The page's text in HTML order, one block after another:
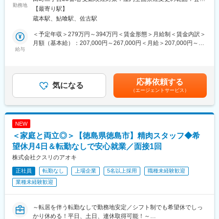
いたします。早ければ2年目～チーフに、4年目には主任として、
店舗運営をお任せいたします！その後は本社での商品戦略や販促
企画業務など、ご希望の業務などに挑戦いただくことも可能で
す！
【モデル一例】
担当→チーフ→主任→ＳＶ（エリアマネージャー）→係長（本
■評価制度：
当社は職務給制度となっており、年功序列での評価ではなく、店
舗運営への貢献や店舗管理など、プロセスも踏まえた売上での評
■ライフステージに合わせて選べる働き方：
当社では、転勤の有無や勤務エリアによって社員区分を設けてお
り、ご自身のライフステージによって年に１回区分を変更するこ
とができます。
※詳細は転勤欄に記載しております。
変更の範囲：会社の定める業務
・商品の製造業務（精肉加工）
・発注、パック詰め、パック値付、陳列業務等
将来的には、シフトや売上管理等もお任せいたします。
生鮮食品は納品・陳列・値引き・廃棄など時間管理が重要なた
め、業務がルーチン化されており、残業が発生しにくく、チャレ
ンジしやすい環境です。
「ライフステージに合わせて働き方を選べる！」
当社では、転勤の有無や勤務エリアによって社員区分を設けてお
り、ご自身のライフステージによって年に１回区分を変更するこ
ど、ご自身のプライベートを大切にしながら、働ける環境です！
＜社員区分＞
【ナショナル社員】
全国勤務型であり、昇格のチャンスが多く、キャリアアップに非
常に有利です。
【リージョナル社員】
転勤範囲に制限があり、本拠地から車で高速道路を使用して片道
【ローカル社員】
本拠地から車で下道を利用して片道60分以内のエリアが勤務先と
勤務地
の定める事業所
【最寄り駅】
蔵本駅、鮎喰駅、佐古駅
給与
＜予定年収＞279万円～394万円＜賃金形態＞月給制＜賃金内訳＞
月額（基本給）：207,000円～267,000円＜月給＞207,000円～
スには役割手当支給！年収UPも目指しやすい環境です！賃金はあ
くまでも目安の金額であり、選考を通じて上下する可能性があり
ます。月給(月額)は固定手当を含めた表記です。
気になる 応募依頼する
（エージェントサービス）
NEW
＜家庭と両立◎＞【徳島県徳島市】精肉スタッフ◆希
望休月4日＆転勤なしで安心就業／面接1回
株式会社クスリのアオキ
正社員 転勤なし 上場企業 5名以上採用
職種未経験歓迎
業種未経験歓迎
～転居を伴う転勤なしで勤務地安定／シフト制でも希望休でしっ
かり休める！平日、土日、連休取得可能！～